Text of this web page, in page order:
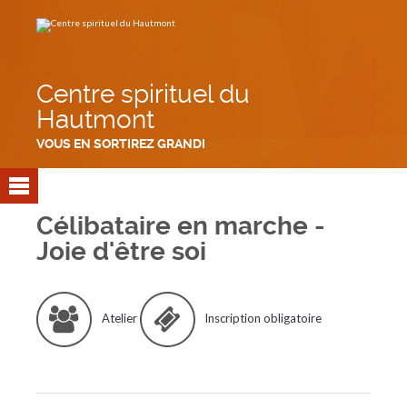
contenu.
Centre spirituel du
Hautmont
VOUS EN SORTIREZ GRANDI
Célibataire en marche -
Joie d'être soi
Atelier Inscription obligatoire